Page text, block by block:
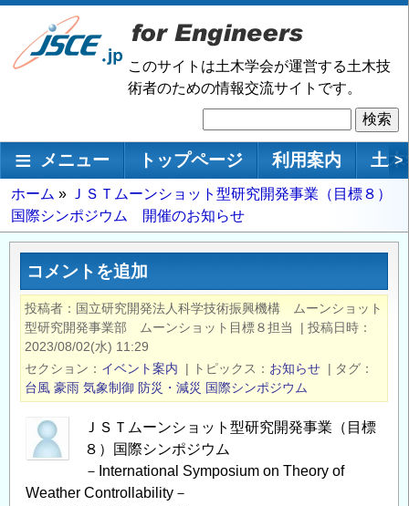
メ
ン
移
動
このサイトは土木学会が運営する土木技
術者のための情報交流サイトです。
索
メインナビゲーション
メニュー トップページ 利用案内 土 >
パ
ン
く
ホーム
ＪＳＴムーンショット型研究開発事業（目標８）
国際シンポジウム 開催のお知らせ
コメントを追加
投稿者
国立研究開発法人科学技術振興機構 ムーンショット
型研究開発事業部 ムーンショット目標８担当
| 投稿日時
2023/08/02(水) 11:29
セクション
イベント案内 | トピックス お知らせ | タグ
台風 豪雨 気象制御 防災・減災 国際シンポジウム
ＪＳＴムーンショット型研究開発事業（目標
８）国際シンポジウム
－International Symposium on Theory of
Weather Controllability－